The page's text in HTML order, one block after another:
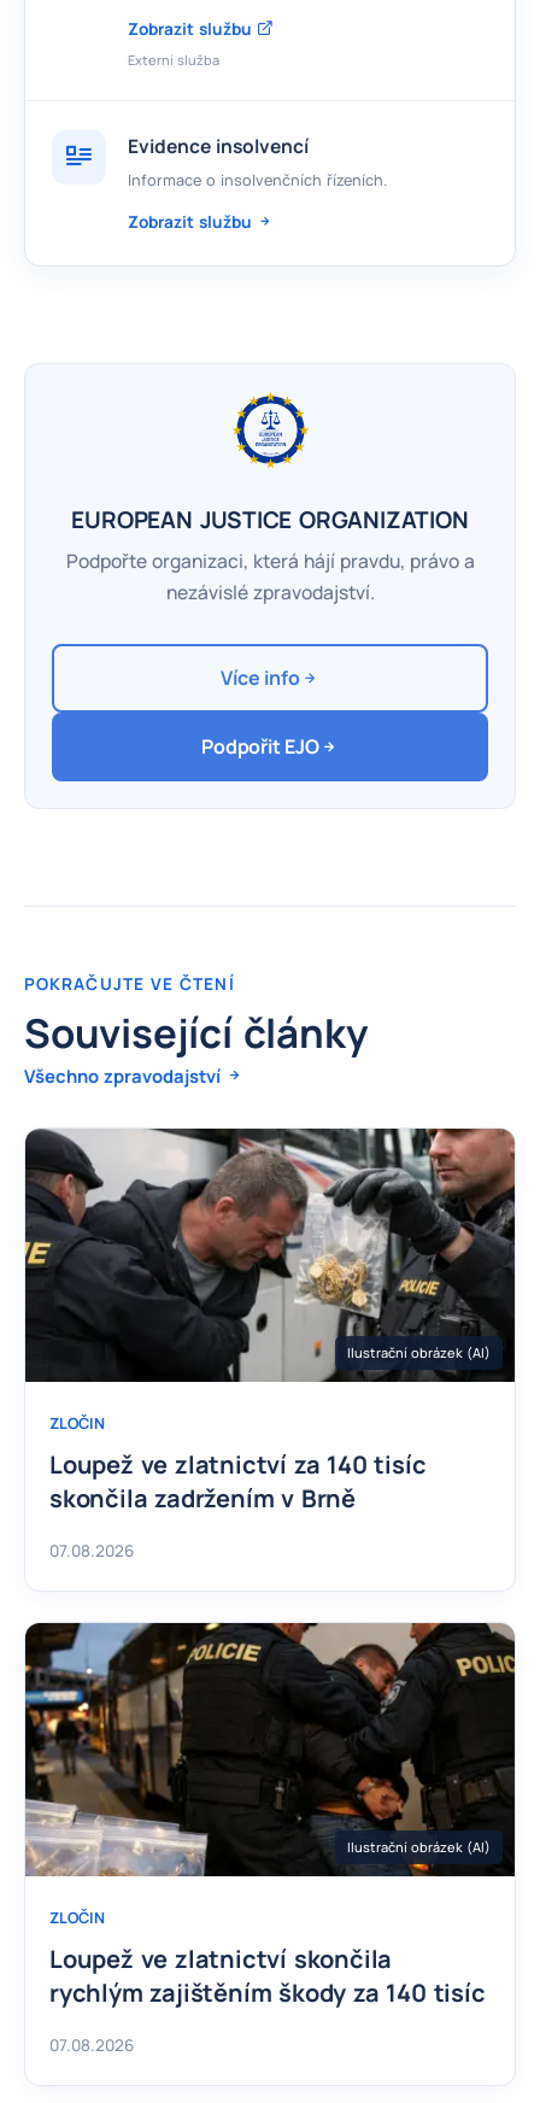
Zobrazit službu
Externí služba
Evidence insolvencí
Informace o insolvenčních řízeních.
Zobrazit službu
EUROPEAN JUSTICE ORGANIZATION
Podpořte organizaci, která hájí pravdu, právo a
nezávislé zpravodajství.
Více info
Podpořit EJO
POKRAČUJTE VE ČTENÍ
Související články
Všechno zpravodajství
Ilustrační obrázek (AI)
ZLOČIN
Loupež ve zlatnictví za 140 tisíc
skončila zadržením v Brně
07.08.2026
Ilustrační obrázek (AI)
ZLOČIN
Loupež ve zlatnictví skončila
rychlým zajištěním škody za 140 tisíc
07.08.2026